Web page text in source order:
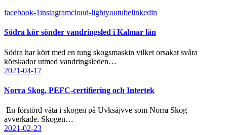
facebook-1instagramcloud-lightyoutubelinkedin
Södra kör sönder vandringsled i Kalmar län
Södra har kört med en tung skogsmaskin vilket orsakat svåra
körskador utmed vandringsleden…
2021-04-17
Norra Skog, PEFC-certifiering och Intertek
En förstörd väta i skogen på Uvksåjvve som Norra Skog
avverkade. Skogen…
2021-02-23